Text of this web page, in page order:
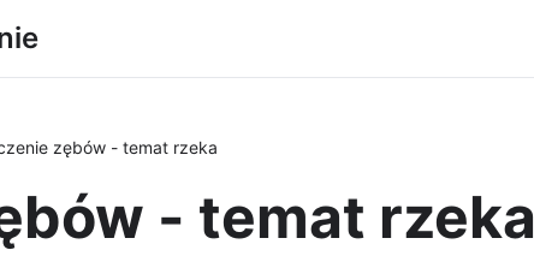
zębów - temat rzeka
- temat rzeka